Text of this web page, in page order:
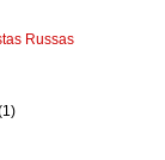
Russas